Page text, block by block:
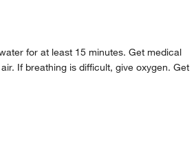
for at least 15 minutes. Get medical
If breathing is difficult, give oxygen. Get